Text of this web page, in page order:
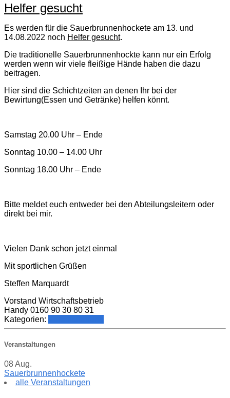
Helfer gesucht
Es werden für die Sauerbrunnenhockete am 13. und
14.08.2022 noch Helfer gesucht.
Die traditionelle Sauerbrunnenhockte kann nur ein Erfolg
werden wenn wir viele fleißige Hände haben die dazu
beitragen.
Hier sind die Schichtzeiten an denen Ihr bei der
Bewirtung(Essen und Getränke) helfen könnt.
Samstag 20.00 Uhr – Ende
Sonntag 10.00 – 14.00 Uhr
Sonntag 18.00 Uhr – Ende
Bitte meldet euch entweder bei den Abteilungsleitern oder
direkt bei mir.
Vielen Dank schon jetzt einmal
Mit sportlichen Grüßen
Steffen Marquardt
Vorstand Wirtschaftsbetrieb
Handy 0160 90 30 80 31
Kategorien:
Veranstaltungen
08Aug.
Sauerbrunnenhockete
alle Veranstaltungen